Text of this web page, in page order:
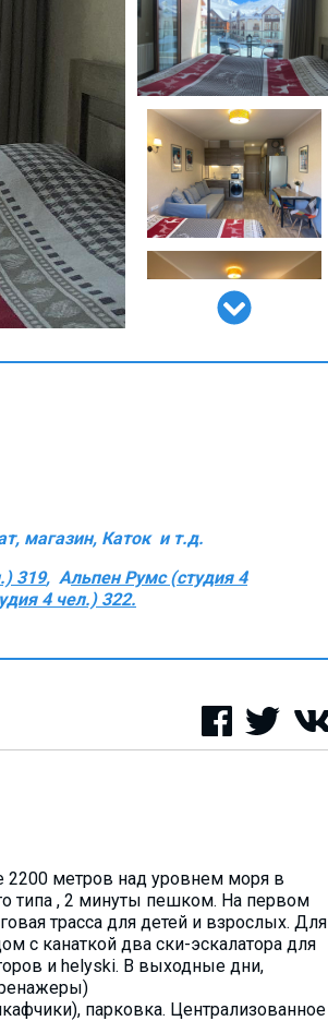
магазин, Каток и т.д.
319, Альпен Румс (студия 4
4 чел.) 322.
2200 метров над уровнем моря в
типа , 2 минуты пешком. На первом
трасса для детей и взрослых. Для
с канаткой два ски-эскалатора для
и helyski. В выходные дни,
парковка. Централизованное